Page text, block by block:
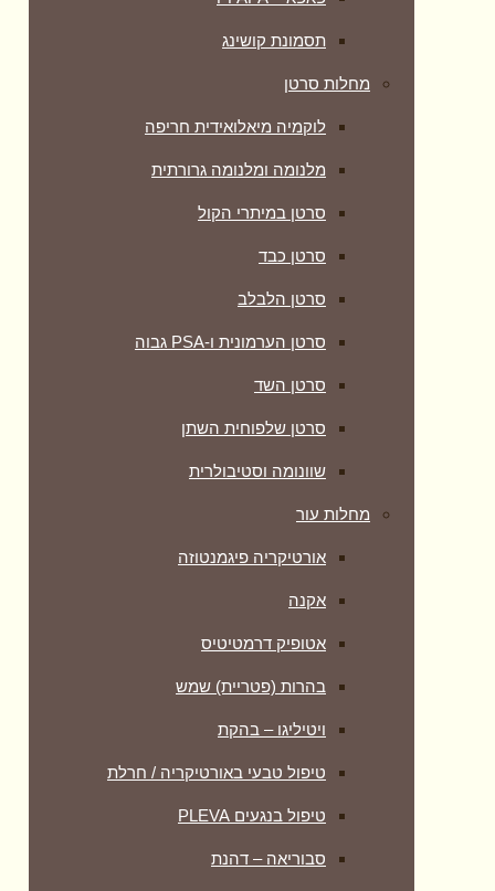
תסמונת קושינג
מחלות סרטן
לוקמיה מיאלואידית חריפה
מלנומה ומלנומה גרורתית
סרטן במיתרי הקול
סרטן כבד
סרטן הלבלב
סרטן הערמונית ו-PSA גבוה
סרטן השד
סרטן שלפוחית השתן
שוונומה וסטיבולרית
מחלות עור
אורטיקריה פיגמנטוזה
אקנה
אטופיק דרמטיטיס
בהרות (פטריית) שמש
ויטיליגו – בהקת
טיפול טבעי באורטיקריה / חרלת
טיפול בנגעים PLEVA
סבוריאה – דהנת